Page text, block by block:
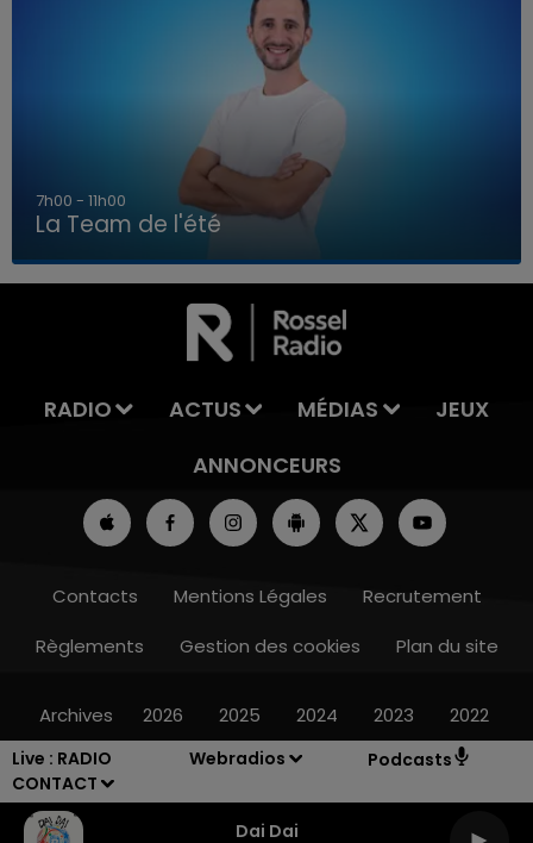
Live : RADIO
CONTACT
Webradios Podcasts
Dai Dai
LA TEAM DE L'ÉTÉ
7h00 - 11h00
La Team de l'été
RADIO ACTUS MÉDIAS
JEUX
ANNONCEURS
Contacts Mentions Légales
Recrutement
Règlements
Gestion des cookies Plan du site
Archives 2026 2025 2024 2023 2022